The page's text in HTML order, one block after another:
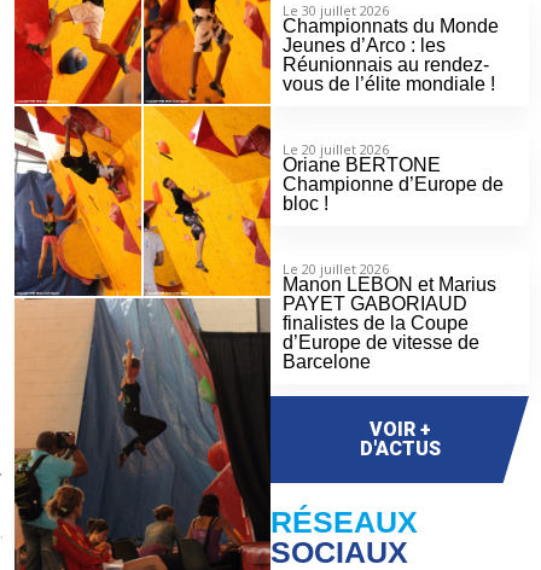
Le 30 juillet 2026
Championnats du Monde
Jeunes d’Arco : les
Réunionnais au rendez-
vous de l’élite mondiale !
Le 20 juillet 2026
Oriane BERTONE
Championne d’Europe de
bloc !
Le 20 juillet 2026
Manon LEBON et Marius
PAYET GABORIAUD
finalistes de la Coupe
d’Europe de vitesse de
Barcelone
VOIR +
D'ACTUS
RÉSEAUX
SOCIAUX